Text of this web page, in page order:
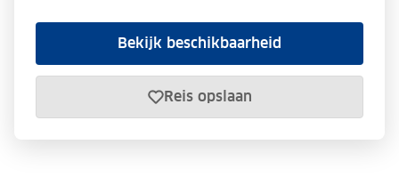
Bekijk beschikbaarheid
Reis opslaan